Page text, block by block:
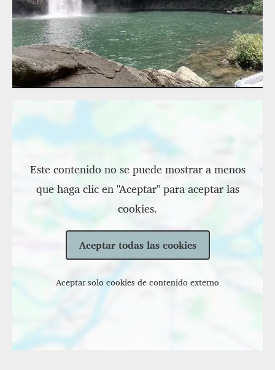
Este contenido no se puede mostrar a menos
que haga clic en "Aceptar" para aceptar las
cookies.
Aceptar todas las cookies
Aceptar solo cookies de contenido externo